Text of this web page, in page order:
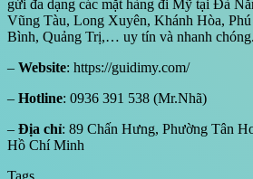
gửi đa dạng các mặt hàng đi Mỹ tại Đà
Vũng Tàu, Long Xuyên, Khánh Hòa,
Bình, Quảng Trị,… uy tín và nhanh chóng.
– Website: https://guidimy.com/
– Hotline: 0936 391 538 (Mr.Nhã)
– Địa chỉ: 89 Chấn Hưng, Phường Tân
Hồ Chí Minh
Tags